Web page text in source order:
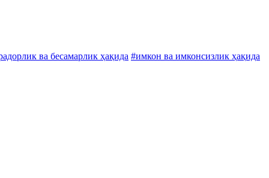
ва бесамарлик ҳақида #имкон ва имконсизлик ҳақида